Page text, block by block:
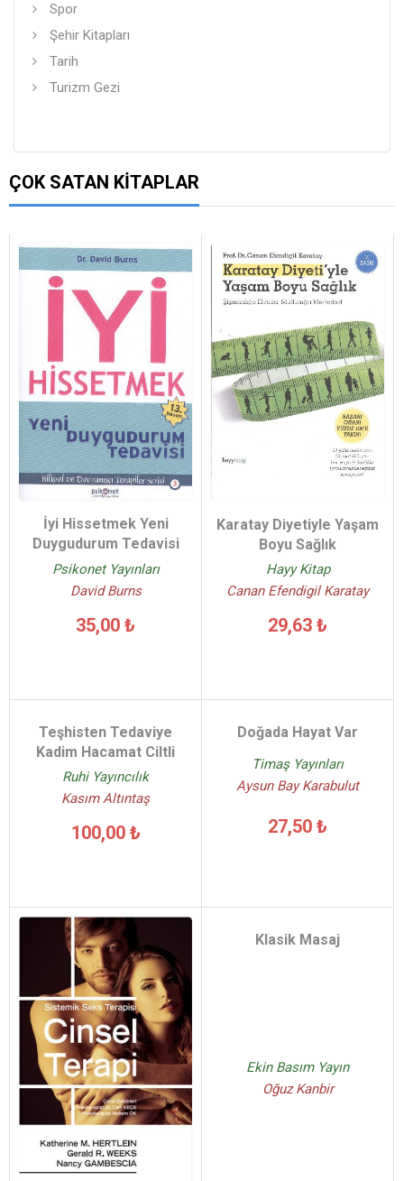
Spor
Şehir Kitapları
Tarih
Turizm Gezi
ÇOK SATAN KITAPLAR
İyi Hissetmek Yeni
Duygudurum Tedavisi
Psikonet Yayınları
David Burns
35,00 ₺
Karatay Diyetiyle Yaşam
Boyu Sağlık
Hayy Kitap
Canan Efendigil Karatay
29,63 ₺
Teşhisten Tedaviye
Kadim Hacamat Ciltli
Ruhi Yayıncılık
Kasım Altıntaş
100,00 ₺
Doğada Hayat Var
Timaş Yayınları
Aysun Bay Karabulut
27,50 ₺
Klasik Masaj
Ekin Basım Yayın
Oğuz Kanbir